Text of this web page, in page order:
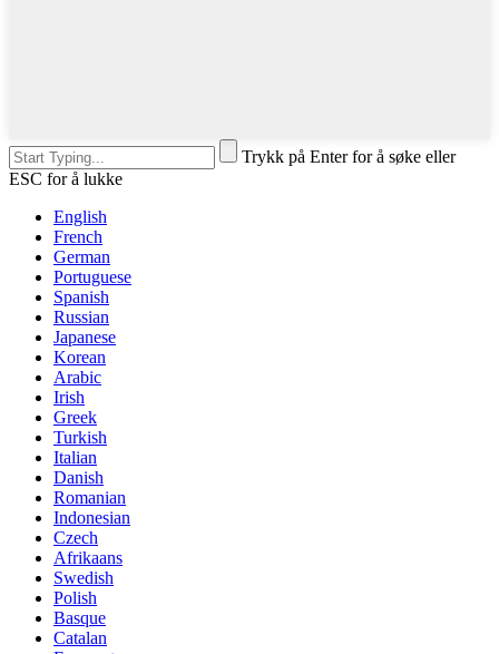
Trykk på Enter for å søke eller
ESC for å lukke
English
French
German
Portuguese
Spanish
Russian
Japanese
Korean
Arabic
Irish
Greek
Turkish
Italian
Danish
Romanian
Indonesian
Czech
Afrikaans
Swedish
Polish
Basque
Catalan